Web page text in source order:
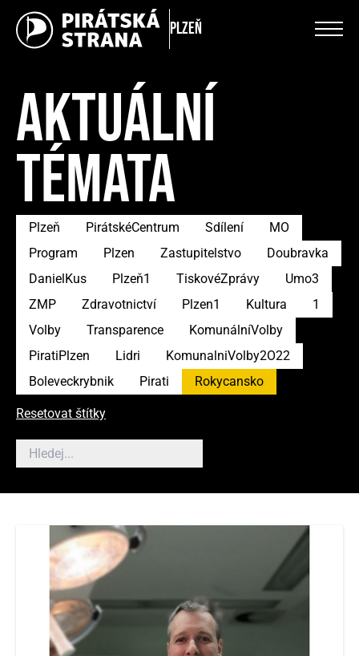
Plzeň
AKTUÁLNÍ
TÉMATA
Plzeň PirátskéCentrum Sdílení
MO
Program
Plzen Zastupitelstvo
Doubravka
DanielKus
Plzeň1 TiskovéZprávy
Umo3
ZMP
Zdravotnictví Plzen1 Kultura
1
Volby
Transparence
KomunálníVolby
PiratiPlzen
Lidri
KomunalniVolby2O22
Boleveckrybnik
Pirati Rokycansko
Resetovat štítky